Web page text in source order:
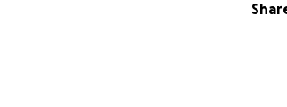
#SoutenirLaRelève